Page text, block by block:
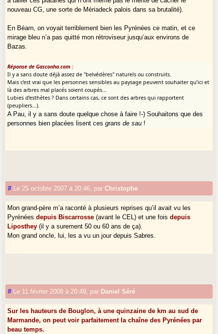
nouveau CG, une sorte de Mériadeck palois dans sa brutalité).
En Béarn, on voyait terriblement bien les Pyrénées ce matin, et ce
mirage bleu n’a pas quitté mon rétroviseur jusqu’aux environs de
Bazas.
Réponse de Gasconha.com :
Il y a sans doute déjà assez de "belvédères" naturels ou construits.
Mais c’est vrai que les personnes sensibles au paysage peuvent souhaiter qu’ici et
là des arbres mal placés soient coupés...
Lubies d’esthètes ? Dans certains cas, ce sont des arbres qui rapportent
(peupliers...).
A Pau, il y a sans doute quelque chose à faire !-) Souhaitons que des
personnes bien placées lisent cesgrans de sau !
# Le 25 octobre 2007 à 20:46 parChristophe
Mon grand-père m’a raconté à plusieurs reprises qu’il avait vu les
Pyrénéesdepuis Biscarrosse (avant le CEL) et une foisdepuis
Liposthey (il y a surement 50 ou 60 ans de ça).
Mon grand oncle, lui, les a vu un jour depuis Sabres.
# Le 11 février 2008 à 20:49 par Daniel Séré
Sur les hauteurs de Bouglon, à une quinzaine de km au sud de
Marmande, on peut voir parfaitement la chaîne des Pyrénées par
beau temps.